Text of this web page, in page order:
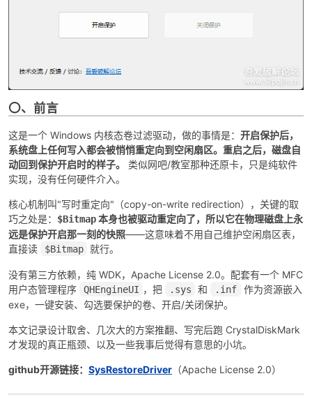
解
52
〇、前言
这是一个 Windows 内核态卷过滤驱动，做的事情是： 开启保护后，
系统盘上任何写入都会被悄悄重定向到空闲扇区。重启之后，磁盘自
动回到保护开启时的样子。
类似网吧/教室那种还原卡，只是纯软件
实现，没有任何硬件介入。
核心机制叫"写时重定向"（copy-on-write redirection），关键的取
巧之处是： $Bitmap本身也被驱动重定向了，所以它在物理磁盘上永
远是保护开启那一刻的快照——这意味着不用自己维护空闲扇区表，
直接读
$Bitmap 就行。
没有第三方依赖，纯 WDK，Apache License 2.0。配套有一个 MFC
用户态管理程序
QHEngineUI ，把 .sys 和 .inf
作为资源嵌入
exe，一键安装、勾选要保护的卷、开启/关闭保护。
本文记录设计取舍、几次大的方案推翻、写完后跑 CrystalDiskMark
才发现的真正瓶颈、以及一些我事后觉得有意思的小坑。
github开源链接： SysRestoreDriver （Apache License 2.0）